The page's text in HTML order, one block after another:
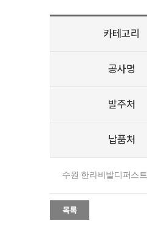
카테고리
공사명
발주처
납품처
수원 한라비발디퍼스트